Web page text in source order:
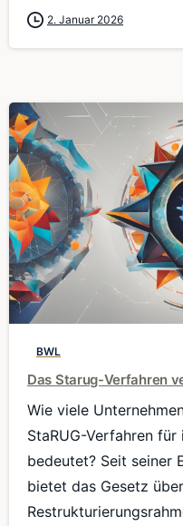
2. Januar 2026
BWL
Das Starug-Verfahren
Wie viele
StaRUG-Verfahren
bedeutet? Seit seiner
bietet das Gesetz